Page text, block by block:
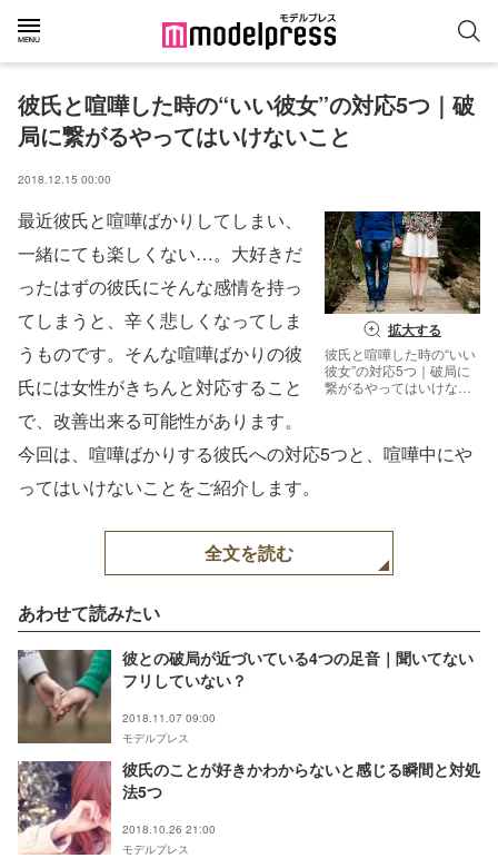
彼氏と喧嘩した時の“いい彼女”の対応5つ｜破
局に繋がるやってはいけないこと
2018.12.15 00:00
拡大する
彼氏と喧嘩した時の“いい
彼女”の対応5つ｜破局に
繋がるやってはいけない
最近彼氏と喧嘩ばかりしてしまい、
一緒にても楽しくない…。大好きだ
ったはずの彼氏にそんな感情を持っ
てしまうと、辛く悲しくなってしま
うものです。そんな喧嘩ばかりの彼
氏には女性がきちんと対応すること
で、改善出来る可能性があります。
今回は、喧嘩ばかりする彼氏への対応5つと、喧嘩中にや
ってはいけないことをご紹介します。
全文を読む
あわせて読みたい
彼との破局が近づいている4つの足音｜聞いてない
フリしていない？
2018.11.07 09:00
モデルプレス
彼氏のことが好きかわからないと感じる瞬間と対処
法5つ
2018.10.26 21:00
モデルプレス